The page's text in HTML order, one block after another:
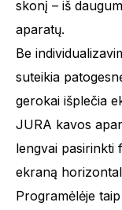
skonį – iš
aparatų.
Be
suteikia
gerokai išplečia
JURA kavos
lengvai pasirinkti
ekraną
Programėlėje